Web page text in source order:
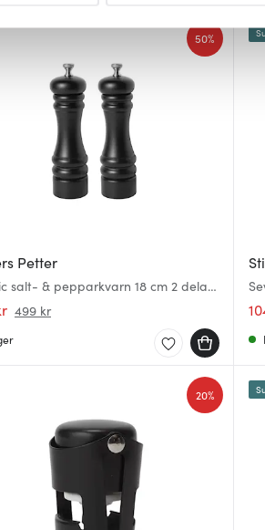
innehållet och annonserna ska
och göra hemsidan ännu bättre.
Petter
salt- & pepparkvarn 18 cm 2 delar
499 kr
50%
20%